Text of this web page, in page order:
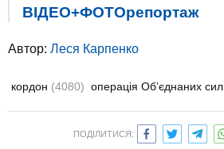
ВІДЕО+ФОТОрепортаж
Автор: Леся Карпенко
кордон (4080) операція Об’єднаних сил
ПОДІЛИТИСЯ: